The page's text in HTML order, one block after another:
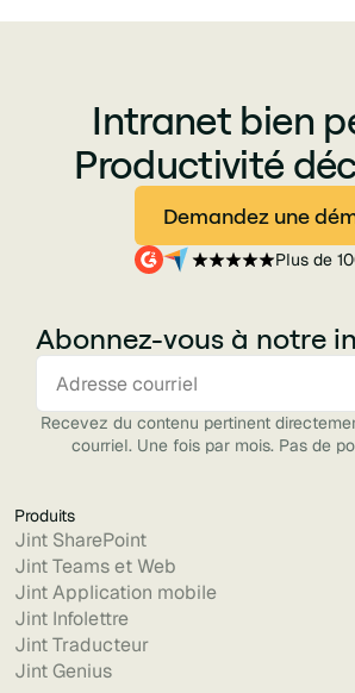
Intranet bien
Productivité
Demandez une
Plus de
Abonnez-vous à notre
Recevez du contenu pertinent
courriel. Une fois par mois. Pas de
Produits
Jint SharePoint
Jint Teams et Web
Jint Application mobile
Jint Infolettre
Jint Traducteur
Jint Genius